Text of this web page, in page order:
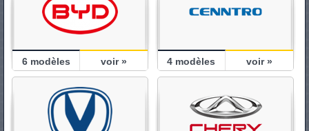
6modèles voir » 4 modèles voir »